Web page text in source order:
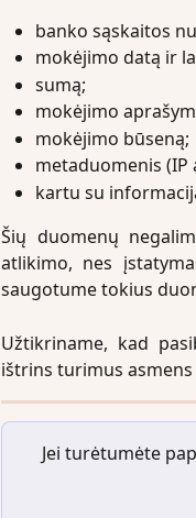
banko sąskaitos
mokėjimo datą ir
sumą;
mokėjimo
mokėjimo būseną;
metaduomenis
kartu su
Šių duomenų
atlikimo, nes
saugotume tokius
Užtikriname, kad
ištrins turimus
Jei turėtumėte